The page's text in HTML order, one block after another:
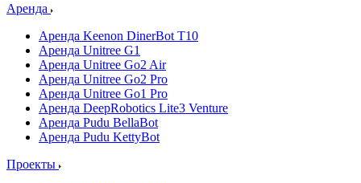
Аренда
Аренда Keenon DinerBot T10
Аренда Unitree G1
Аренда Unitree Go2 Air
Аренда Unitree Go2 Pro
Аренда Unitree Go1 Pro
Аренда DeepRobotics Lite3 Venture
Аренда Pudu BellaBot
Аренда Pudu KettyBot
Проекты